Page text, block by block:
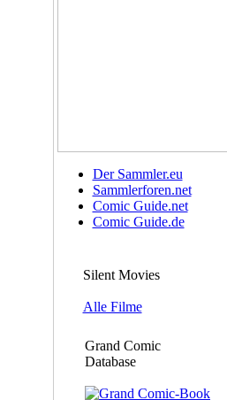
Der Sammler.eu
Sammlerforen.net
Comic Guide.net
Comic Guide.de
Silent Movies
Alle Filme
Grand Comic
Database